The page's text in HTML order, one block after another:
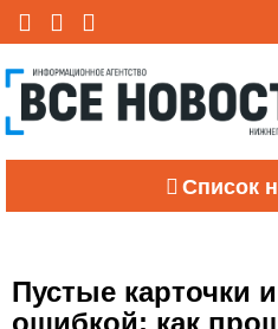
Список
Пустые карточки
ошибкой: как